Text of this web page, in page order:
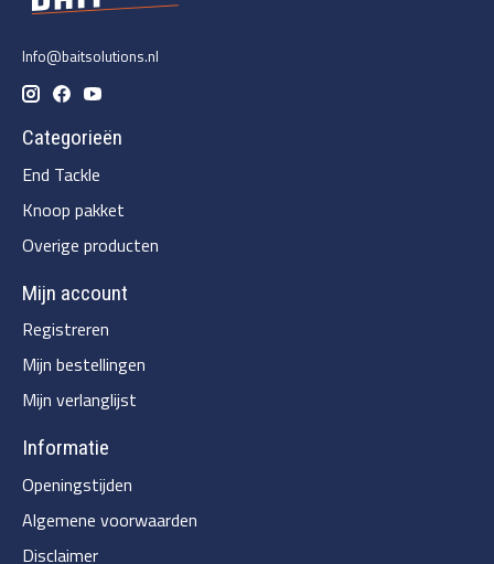
Info@baitsolutions.nl
Categorieën
End Tackle
Knoop pakket
Overige producten
Mijn account
Registreren
Mijn bestellingen
Mijn verlanglijst
Informatie
Openingstijden
Algemene voorwaarden
Disclaimer